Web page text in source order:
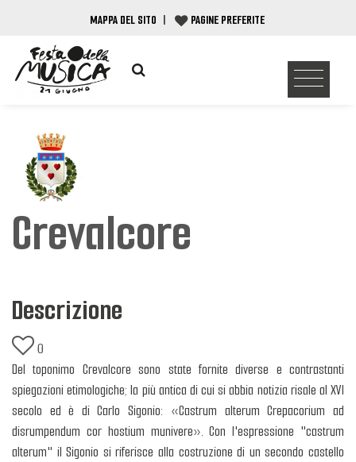
MAPPA DEL SITO | PAGINE PREFERITE
Crevalcore
Descrizione
0
Del toponimo Crevalcore sono state fornite diverse e contrastanti
spiegazioni etimologiche; la più antica di cui si abbia notizia risale al XVI
secolo ed è di Carlo Sigonio: «Castrum alterum Crepacorium ad
disrumpendum cor hostium munivere». Con l'espressione "castrum
alterum" il Sigonio si riferisce alla costruzione di un secondo castello